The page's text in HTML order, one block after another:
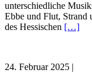
unterschiedliche
Ebbe und Flut, Strand
des Hessischen […]
24. Februar 2025 |